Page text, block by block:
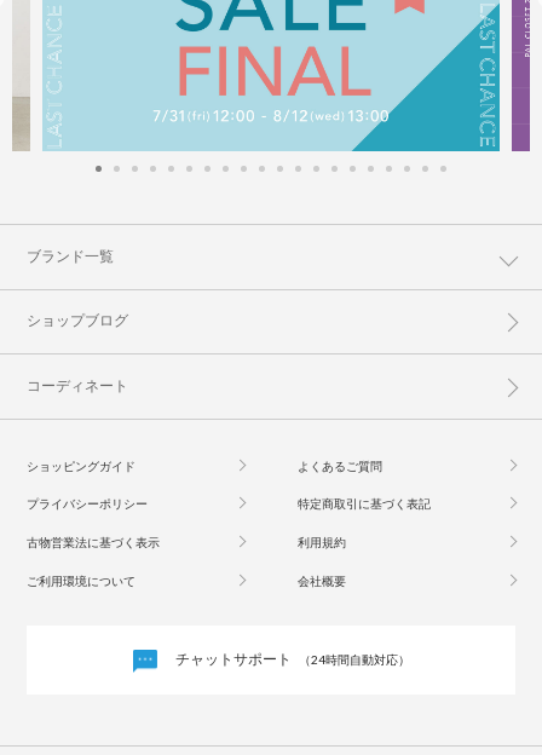
ブランド一覧
ショップブログ
コーディネート
ショッピングガイド よくあるご質問
プライバシーポリシー 特定商取引に基づく表記
古物営業法に基づく表示 利用規約
ご利用環境について 会社概要
チャットサポート （24時間自動対応）